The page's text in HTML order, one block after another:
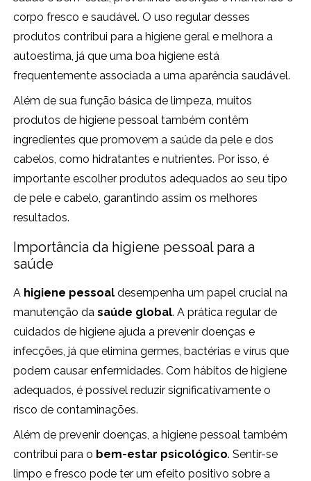
corpo fresco e saudável. O uso regular desses
produtos contribui para a higiene geral e melhora a
autoestima, já que uma boa higiene está
frequentemente associada a uma aparência saudável.
Além de sua função básica de limpeza, muitos
produtos de higiene pessoal também contêm
ingredientes que promovem a saúde da pele e dos
cabelos, como hidratantes e nutrientes. Por isso, é
importante escolher produtos adequados ao seu tipo
de pele e cabelo, garantindo assim os melhores
resultados.
Importância da higiene pessoal para a
saúde
A higiene pessoal desempenha um papel crucial na
manutenção dasaúde global. A prática regular de
cuidados de higiene ajuda a prevenir doenças e
infecções, já que elimina germes, bactérias e vírus que
podem causar enfermidades. Com hábitos de higiene
adequados, é possível reduzir significativamente o
risco de contaminações.
Além de prevenir doenças, a higiene pessoal também
contribui para o bem-estar psicológico. Sentir-se
limpo e fresco pode ter um efeito positivo sobre a